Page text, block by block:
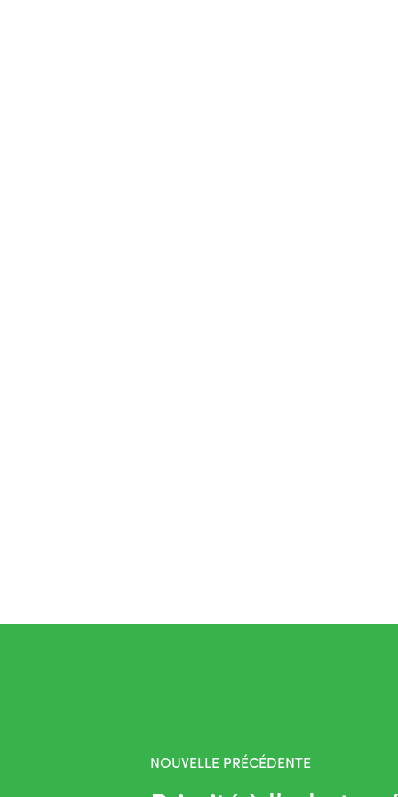
NOUVELLE PRÉCÉDENTE